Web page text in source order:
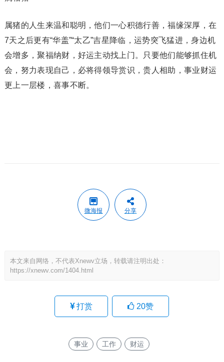
属猪的人生来温和聪明，他们一心积德行善，福缘深厚，在
7天之后更有“华盖”“太乙”吉星降临，运势突飞猛进，身边机
会增多，聚福纳财，好运主动找上门。只要他们能够抓住机
会，努力表现自己，必将得领导赏识，贵人相助，事业财运
更上一层楼，喜事不断。
微海报 分享
本文来自网络，不代表Xnewv立场，转载请注明出处：
https://xnewv.com/1404.html
打赏 20赞
事业 工作 财运